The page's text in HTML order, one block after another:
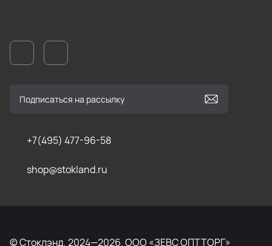
+7(495) 477-96-58
shop@stokland.ru
© Стоклэнд, 2024—2026. ООО «ЗЕВС ОПТТОРГ»